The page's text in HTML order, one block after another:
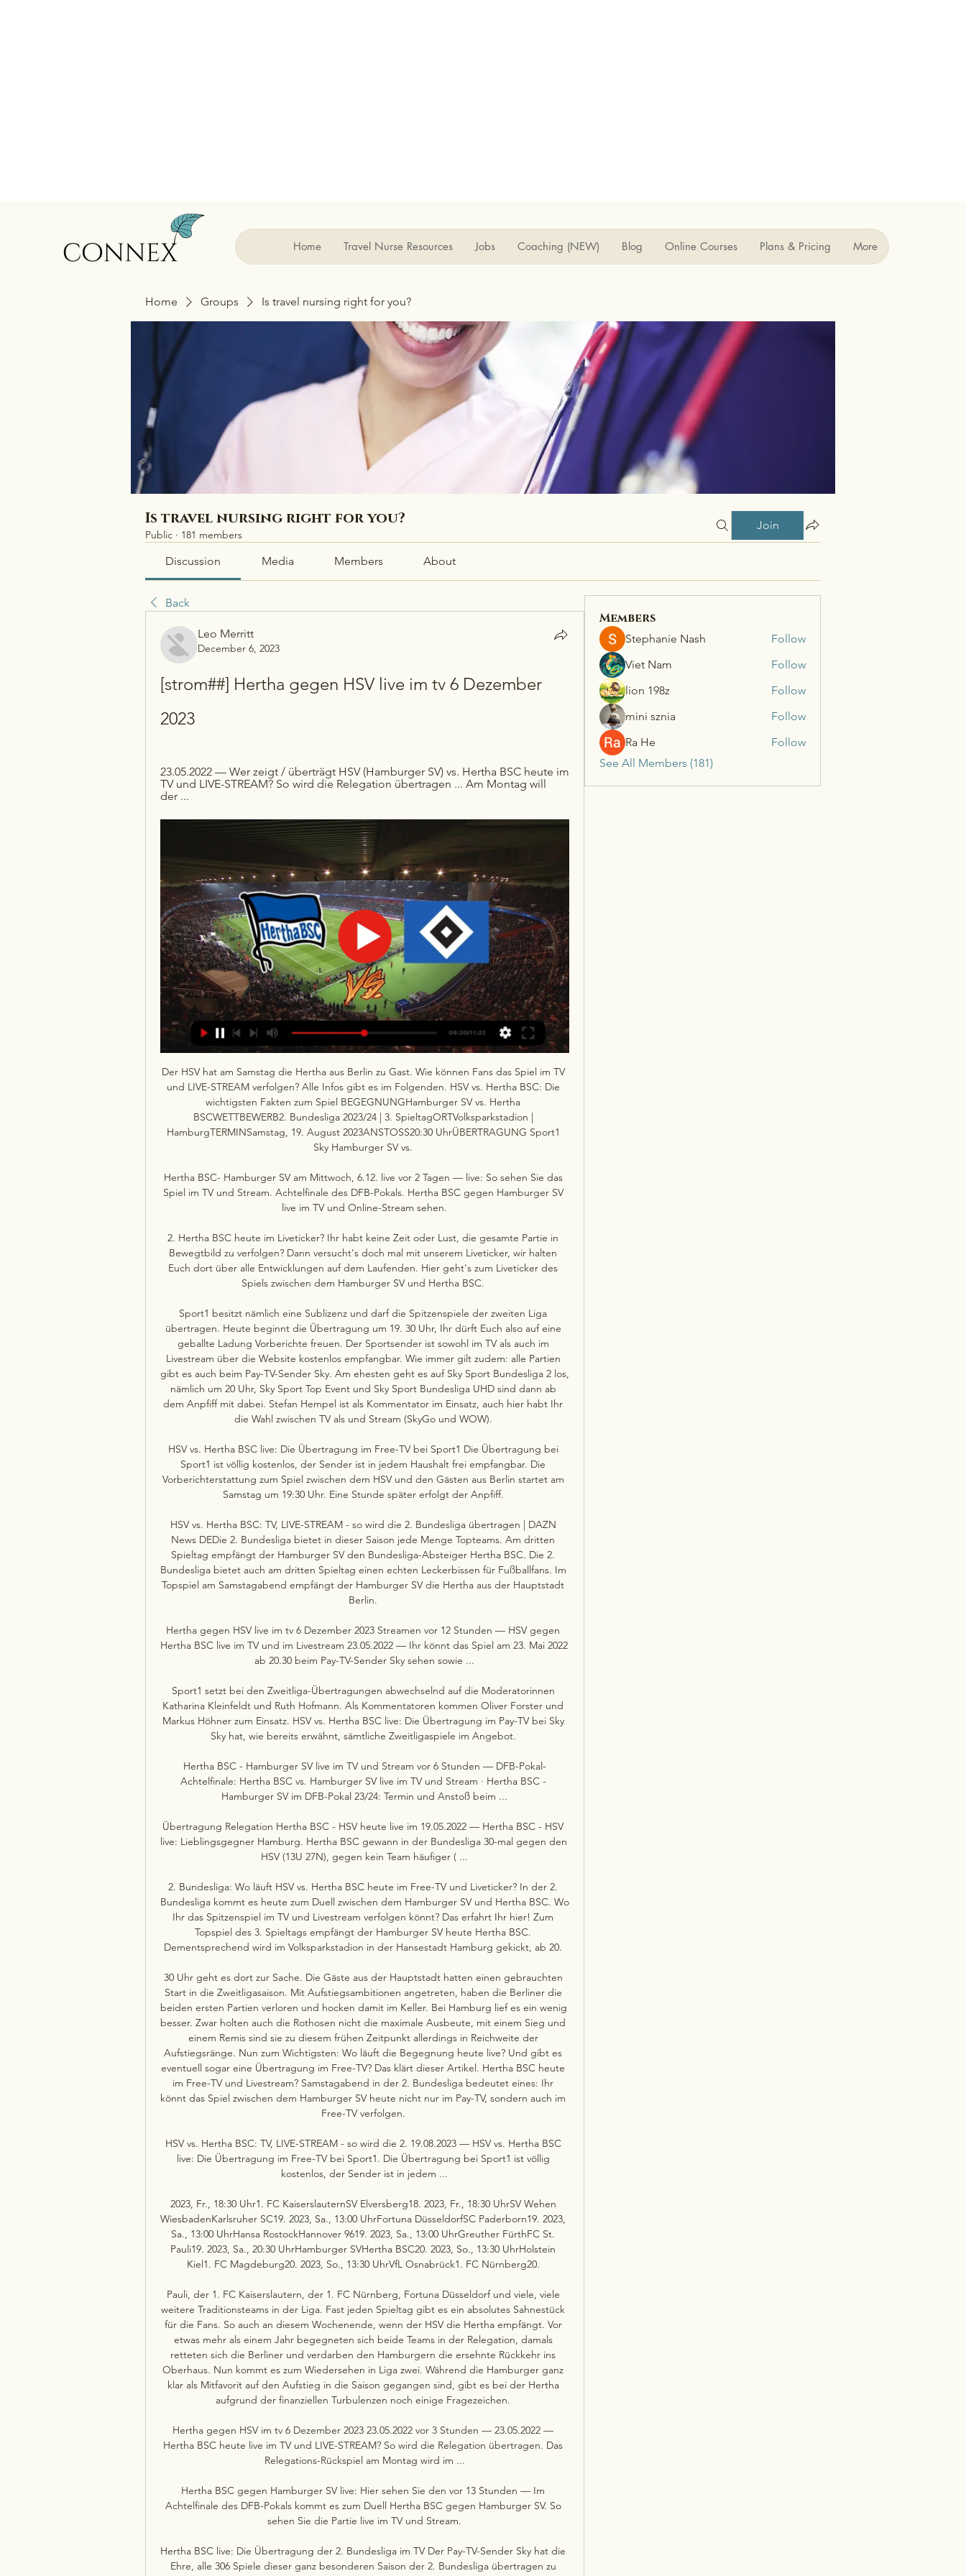
Home Travel Nurse Resources Jobs Coaching (NEW) Blog Online Courses Plans & Pricing More
Home Groups Is travel nursing right for you?
Is travel nursing right for you?
Public · 181 members
Join
Discussion Media Members About
Back
Leo Merritt
December 6, 2023
[strom##] Hertha gegen HSV live im tv 6 Dezember
2023
23.05.2022 — Wer zeigt / überträgt HSV (Hamburger SV) vs. Hertha BSC heute im
TV und LIVE-STREAM? So wird die Relegation übertragen ... Am Montag will
der ...
Der HSV hat am Samstag die Hertha aus Berlin zu Gast. Wie können Fans das Spiel im TV
und LIVE-STREAM verfolgen? Alle Infos gibt es im Folgenden. HSV vs. Hertha BSC: Die
wichtigsten Fakten zum Spiel BEGEGNUNGHamburger SV vs. Hertha
BSCWETTBEWERB2. Bundesliga 2023/24 | 3. SpieltagORTVolksparkstadion |
HamburgTERMINSamstag, 19. August 2023ANSTOSS20:30 UhrÜBERTRAGUNG Sport1
Sky Hamburger SV vs.
Hertha BSC- Hamburger SV am Mittwoch, 6.12. live vor 2 Tagen — live: So sehen Sie das
Spiel im TV und Stream. Achtelfinale des DFB-Pokals. Hertha BSC gegen Hamburger SV
live im TV und Online-Stream sehen.
2. Hertha BSC heute im Liveticker? Ihr habt keine Zeit oder Lust, die gesamte Partie in
Bewegtbild zu verfolgen? Dann versucht's doch mal mit unserem Liveticker, wir halten
Euch dort über alle Entwicklungen auf dem Laufenden. Hier geht's zum Liveticker des
Spiels zwischen dem Hamburger SV und Hertha BSC.
Sport1 besitzt nämlich eine Sublizenz und darf die Spitzenspiele der zweiten Liga
übertragen. Heute beginnt die Übertragung um 19. 30 Uhr, Ihr dürft Euch also auf eine
geballte Ladung Vorberichte freuen. Der Sportsender ist sowohl im TV als auch im
Livestream über die Website kostenlos empfangbar. Wie immer gilt zudem: alle Partien
gibt es auch beim Pay-TV-Sender Sky. Am ehesten geht es auf Sky Sport Bundesliga 2 los,
nämlich um 20 Uhr, Sky Sport Top Event und Sky Sport Bundesliga UHD sind dann ab
dem Anpfiff mit dabei. Stefan Hempel ist als Kommentator im Einsatz, auch hier habt Ihr
die Wahl zwischen TV als und Stream (SkyGo und WOW).
HSV vs. Hertha BSC live: Die Übertragung im Free-TV bei Sport1 Die Übertragung bei
Sport1 ist völlig kostenlos, der Sender ist in jedem Haushalt frei empfangbar. Die
Vorberichterstattung zum Spiel zwischen dem HSV und den Gästen aus Berlin startet am
Samstag um 19:30 Uhr. Eine Stunde später erfolgt der Anpfiff.
HSV vs. Hertha BSC: TV, LIVE-STREAM - so wird die 2. Bundesliga übertragen | DAZN
News DEDie 2. Bundesliga bietet in dieser Saison jede Menge Topteams. Am dritten
Spieltag empfängt der Hamburger SV den Bundesliga-Absteiger Hertha BSC. Die 2.
Bundesliga bietet auch am dritten Spieltag einen echten Leckerbissen für Fußballfans. Im
Topspiel am Samstagabend empfängt der Hamburger SV die Hertha aus der Hauptstadt
Berlin.
Hertha gegen HSV live im tv 6 Dezember 2023 Streamen vor 12 Stunden — HSV gegen
Hertha BSC live im TV und im Livestream 23.05.2022 — Ihr könnt das Spiel am 23. Mai 2022
ab 20.30 beim Pay-TV-Sender Sky sehen sowie ...
Sport1 setzt bei den Zweitliga-Übertragungen abwechselnd auf die Moderatorinnen
Katharina Kleinfeldt und Ruth Hofmann. Als Kommentatoren kommen Oliver Forster und
Markus Höhner zum Einsatz. HSV vs. Hertha BSC live: Die Übertragung im Pay-TV bei Sky
Sky hat, wie bereits erwähnt, sämtliche Zweitligaspiele im Angebot.
Hertha BSC - Hamburger SV live im TV und Stream vor 6 Stunden — DFB-Pokal-
Achtelfinale: Hertha BSC vs. Hamburger SV live im TV und Stream · Hertha BSC -
Hamburger SV im DFB-Pokal 23/24: Termin und Anstoß beim ...
Übertragung Relegation Hertha BSC - HSV heute live im 19.05.2022 — Hertha BSC - HSV
live: Lieblingsgegner Hamburg. Hertha BSC gewann in der Bundesliga 30-mal gegen den
HSV (13U 27N), gegen kein Team häufiger ( ...
2. Bundesliga: Wo läuft HSV vs. Hertha BSC heute im Free-TV und Liveticker? In der 2.
Bundesliga kommt es heute zum Duell zwischen dem Hamburger SV und Hertha BSC. Wo
Ihr das Spitzenspiel im TV und Livestream verfolgen könnt? Das erfahrt Ihr hier! Zum
Topspiel des 3. Spieltags empfängt der Hamburger SV heute Hertha BSC.
Dementsprechend wird im Volksparkstadion in der Hansestadt Hamburg gekickt, ab 20.
30 Uhr geht es dort zur Sache. Die Gäste aus der Hauptstadt hatten einen gebrauchten
Start in die Zweitligasaison. Mit Aufstiegsambitionen angetreten, haben die Berliner die
beiden ersten Partien verloren und hocken damit im Keller. Bei Hamburg lief es ein wenig
besser. Zwar holten auch die Rothosen nicht die maximale Ausbeute, mit einem Sieg und
einem Remis sind sie zu diesem frühen Zeitpunkt allerdings in Reichweite der
Aufstiegsränge. Nun zum Wichtigsten: Wo läuft die Begegnung heute live? Und gibt es
eventuell sogar eine Übertragung im Free-TV? Das klärt dieser Artikel. Hertha BSC heute
im Free-TV und Livestream? Samstagabend in der 2. Bundesliga bedeutet eines: Ihr
könnt das Spiel zwischen dem Hamburger SV heute nicht nur im Pay-TV, sondern auch im
Free-TV verfolgen.
HSV vs. Hertha BSC: TV, LIVE-STREAM - so wird die 2. 19.08.2023 — HSV vs. Hertha BSC
live: Die Übertragung im Free-TV bei Sport1. Die Übertragung bei Sport1 ist völlig
kostenlos, der Sender ist in jedem ...
2023, Fr., 18:30 Uhr1. FC KaiserslauternSV Elversberg18. 2023, Fr., 18:30 UhrSV Wehen
WiesbadenKarlsruher SC19. 2023, Sa., 13:00 UhrFortuna DüsseldorfSC Paderborn19. 2023,
Sa., 13:00 UhrHansa RostockHannover 9619. 2023, Sa., 13:00 UhrGreuther FürthFC St.
Pauli19. 2023, Sa., 20:30 UhrHamburger SVHertha BSC20. 2023, So., 13:30 UhrHolstein
Kiel1. FC Magdeburg20. 2023, So., 13:30 UhrVfL Osnabrück1. FC Nürnberg20.
Pauli, der 1. FC Kaiserslautern, der 1. FC Nürnberg, Fortuna Düsseldorf und viele, viele
weitere Traditionsteams in der Liga. Fast jeden Spieltag gibt es ein absolutes Sahnestück
für die Fans. So auch an diesem Wochenende, wenn der HSV die Hertha empfängt. Vor
etwas mehr als einem Jahr begegneten sich beide Teams in der Relegation, damals
retteten sich die Berliner und verdarben den Hamburgern die ersehnte Rückkehr ins
Oberhaus. Nun kommt es zum Wiedersehen in Liga zwei. Während die Hamburger ganz
klar als Mitfavorit auf den Aufstieg in die Saison gegangen sind, gibt es bei der Hertha
aufgrund der finanziellen Turbulenzen noch einige Fragezeichen.
Hertha gegen HSV im tv 6 Dezember 2023 23.05.2022 vor 3 Stunden — 23.05.2022 —
Hertha BSC heute live im TV und LIVE-STREAM? So wird die Relegation übertragen. Das
Relegations-Rückspiel am Montag wird im ...
Hertha BSC gegen Hamburger SV live: Hier sehen Sie den vor 13 Stunden — Im
Achtelfinale des DFB-Pokals kommt es zum Duell Hertha BSC gegen Hamburger SV. So
sehen Sie die Partie live im TV und Stream.
Hertha BSC live: Die Übertragung der 2. Bundesliga im TV Der Pay-TV-Sender Sky hat die
Ehre, alle 306 Spiele dieser ganz besonderen Saison der 2. Bundesliga übertragen zu
Members
Stephanie Nash
Follow
Viet Nam
Follow
lion 198z
Follow
mini sznia
Follow
Ra He
Follow
See All Members (181)